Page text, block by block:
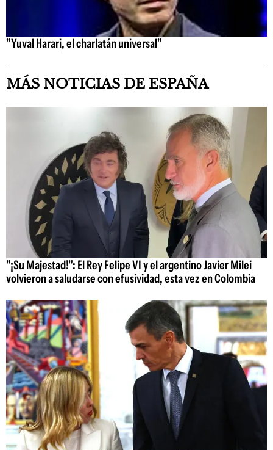
"Yuval Harari, el charlatán universal"
MÁS NOTICIAS DE ESPAÑA
"¡Su Majestad!": El Rey Felipe VI y el argentino Javier Milei
volvieron a saludarse con efusividad, esta vez en Colombia